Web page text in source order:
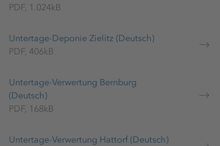
PDF, 1.024kB
Untertage-Deponie Zielitz (Deutsch)
PDF, 406kB
Untertage-Verwertung Bernburg
(Deutsch)
PDF, 168kB
Untertage-Verwertung Hattorf (Deutsch)